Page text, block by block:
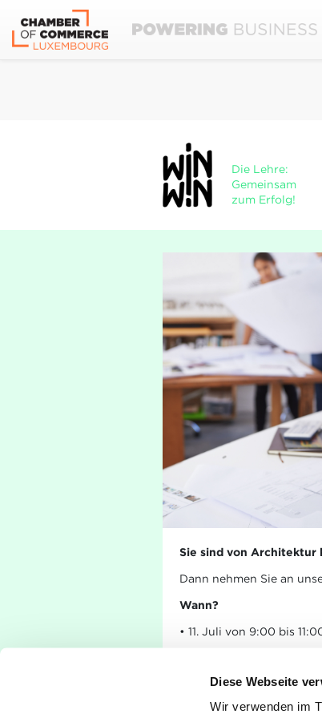
Diese Webseite
Wir verwenden im
Die Lehre:
Gemeinsam
zum Erfolg!
Sie sind von Architektur
Dann nehmen Sie an
Wann?
• 11. Juli von 9:00 bis
Chambre de
Sie sind interessiert?